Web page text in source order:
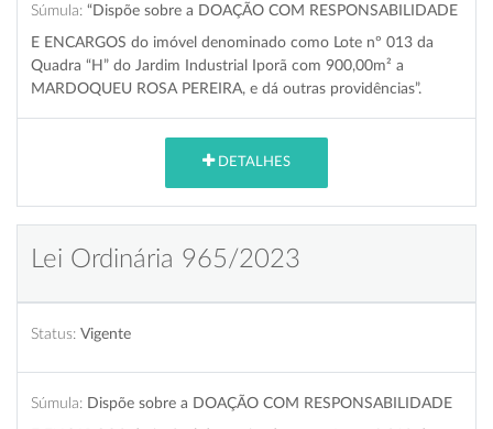
Súmula: “Dispõe sobre a DOAÇÃO COM RESPONSABILIDADE
E ENCARGOS do imóvel denominado como Lote nº 013 da
Quadra “H” do Jardim Industrial Iporã com 900,00m² a
MARDOQUEU ROSA PEREIRA, e dá outras providências”.
DETALHES
Lei Ordinária 965/2023
Status: Vigente
Súmula: Dispõe sobre a DOAÇÃO COM RESPONSABILIDADE